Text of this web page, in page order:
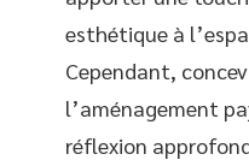
esthétique à
Cependant,
l’aménagement
réflexion